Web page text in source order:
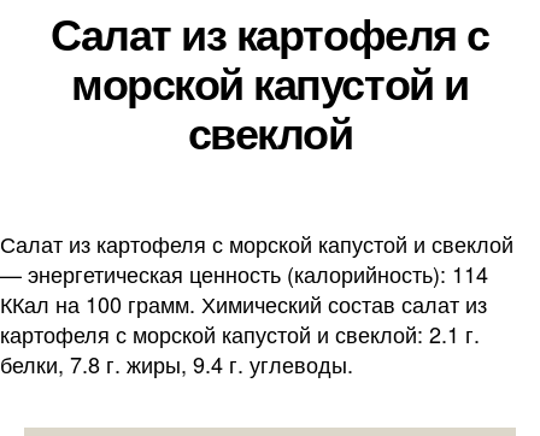
Салат из картофеля с
морской капустой и
свеклой
Салат из картофеля с морской капустой и свеклой
— энергетическая ценность (калорийность): 114
ККал на 100 грамм. Химический состав салат из
картофеля с морской капустой и свеклой: 2.1 г.
белки, 7.8 г. жиры, 9.4 г. углеводы.